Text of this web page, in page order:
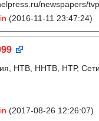
newspapers/
(2016-11-11 23:47:24)
НТВ, ННТВ, НТР,
(2017-08-26 12:26:07)